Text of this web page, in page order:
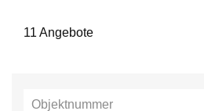
11 Angebote